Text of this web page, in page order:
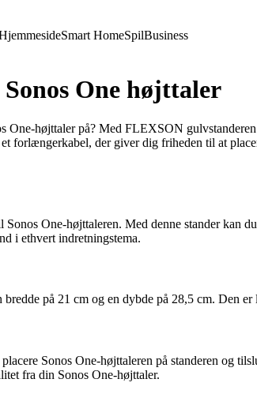
Smart HomeSpilBusiness
One højttaler
One-højttaler på? Med FLEXSON
forlængerkabel, der giver dig friheden til at
One-højttaleren. Med denne stander kan
i ethvert indretningstema.
på 21 cm og en dybde på 28,5 cm. Den
Sonos One-højttaleren på standeren og
fra din Sonos One-højttaler.